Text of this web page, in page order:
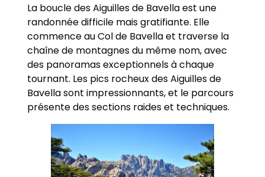
La boucle des Aiguilles de Bavella est une
randonnée difficile mais gratifiante. Elle
commence au Col de Bavella et traverse la
chaîne de montagnes du même nom, avec
des panoramas exceptionnels à chaque
tournant. Les pics rocheux des Aiguilles de
Bavella sont impressionnants, et le parcours
présente des sections raides et techniques.